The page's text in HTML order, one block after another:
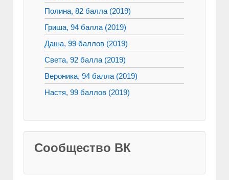
Полина, 82 балла (2019)
Гриша, 94 балла (2019)
Даша, 99 баллов (2019)
Света, 92 балла (2019)
Вероника, 94 балла (2019)
Настя, 99 баллов (2019)
Сообщество ВК